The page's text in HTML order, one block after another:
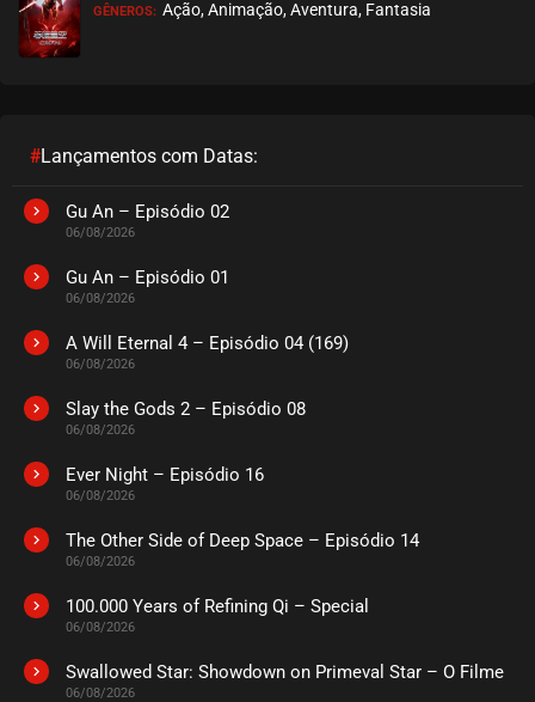
GÊNEROS: Ação, Animação, Aventura, Fantasia
#Lançamentos com Datas:
Gu An – Episódio 02
06/08/2026
Gu An – Episódio 01
06/08/2026
A Will Eternal 4 – Episódio 04 (169)
06/08/2026
Slay the Gods 2 – Episódio 08
06/08/2026
Ever Night – Episódio 16
06/08/2026
The Other Side of Deep Space – Episódio 14
06/08/2026
100.000 Years of Refining Qi – Special
06/08/2026
Swallowed Star: Showdown on Primeval Star – O Filme
06/08/2026